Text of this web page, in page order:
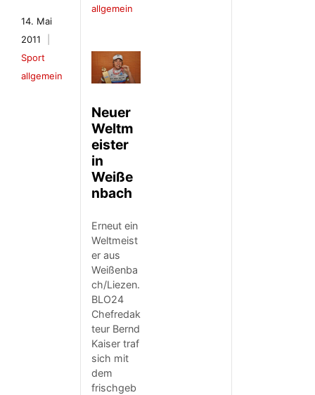
14. Mai
2011
Sport
allgemein
allgemein
Neuer
Weltm
eister
in
Weiße
nbach
Erneut ein
Weltmeist
er aus
Weißenba
ch/Liezen.
BLO24
Chefredak
teur Bernd
Kaiser traf
sich mit
dem
frischgeb